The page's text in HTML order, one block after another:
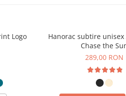
Logo
Hanorac subtire
Chase the
289,00 RON